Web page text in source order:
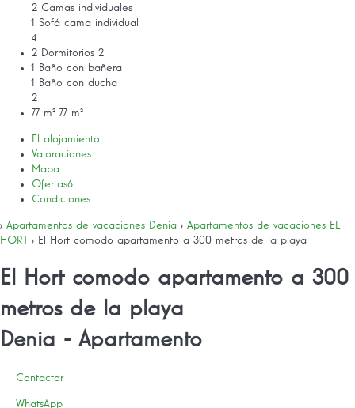
2 Camas individuales
1 Sofá cama individual
4
2 Dormitorios 2
1 Baño con bañera
1 Baño con ducha
2
77 m² 77 m²
El alojamiento
Valoraciones
Mapa
Ofertas6
Condiciones
› Apartamentos de vacaciones Denia › Apartamentos de vacaciones EL
HORT
› El Hort comodo apartamento a 300 metros de la playa
El Hort comodo apartamento a 300
metros de la playa
Denia - Apartamento
Contactar
WhatsApp